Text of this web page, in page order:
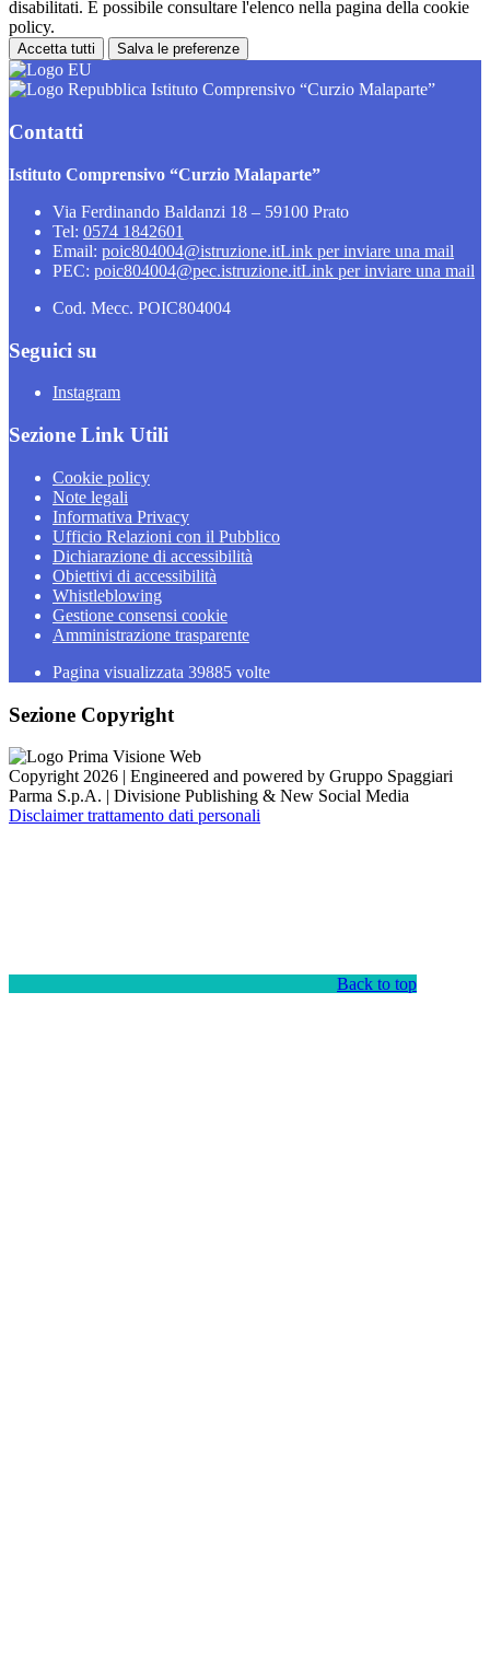
disabilitati. È possibile consultare l'elenco nella pagina della cookie
policy.
Accetta tutti Salva le preferenze
Istituto Comprensivo “Curzio Malaparte”
Contatti
Istituto Comprensivo “Curzio Malaparte”
Via Ferdinando Baldanzi 18 – 59100 Prato
Tel: 0574 1842601
Email: poic804004@istruzione.itLink per inviare una mail
PEC: poic804004@pec.istruzione.itLink per inviare una mail
Cod. Mecc. POIC804004
Seguici su
Instagram
Sezione Link Utili
Cookie policy
Note legali
Informativa Privacy
Ufficio Relazioni con il Pubblico
Dichiarazione di accessibilità
Obiettivi di accessibilità
Whistleblowing
Gestione consensi cookie
Amministrazione trasparente
Pagina visualizzata 39885 volte
Sezione Copyright
Copyright 2026 | Engineered and powered by Gruppo Spaggiari
Parma S.p.A. | Divisione Publishing & New Social Media
Disclaimer trattamento dati personali
Back to top